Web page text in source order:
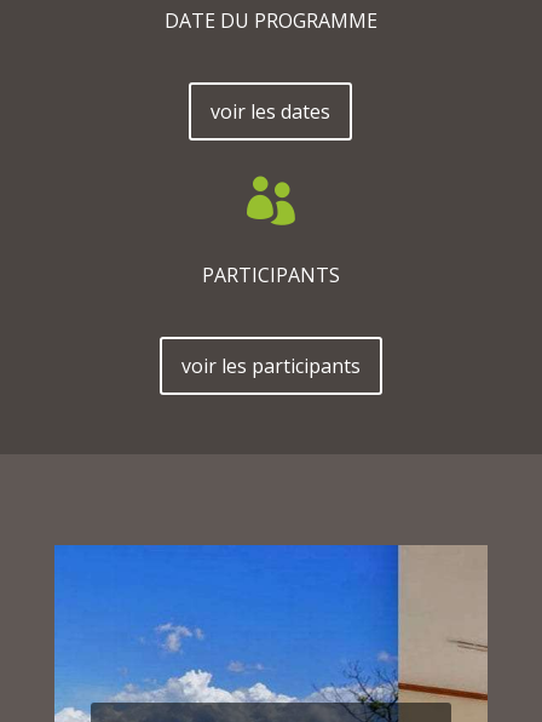
DATE DU PROGRAMME
voir les dates

PARTICIPANTS
voir les participants